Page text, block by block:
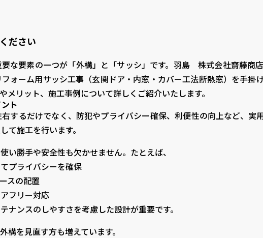
ださい
な要素の一つが「外構」と「サッシ」です。羽島 株式会社齋藤商
ォーム用サッシ工事（玄関ドア・内窓・カバー工法断熱窓）を手掛
メリット、施工事例について詳しくご紹介いたします。
ト
するだけでなく、防犯やプライバシー確保、利便性の向上など、実
て施工を行います。
い勝手や安全性も欠かせません。たとえば、
プライバシーを確保
スの配置
フリー対応
ナンスのしやすさを考慮した設計が重要です。
を見直す方も増えています。